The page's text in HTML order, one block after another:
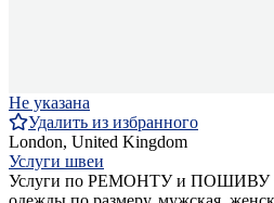
Не указана
Удалить из избранного
London, United Kingdom
Услуги швеи
Услуги по РЕМОНТУ и ПОШИВУ